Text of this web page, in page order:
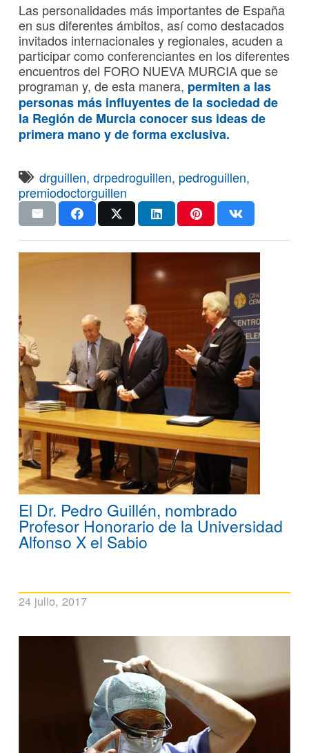
Las personalidades más importantes de España
en sus diferentes ámbitos, así como destacados
invitados internacionales y regionales, acuden a
participar como conferenciantes en los diferentes
encuentros del FORO NUEVA MURCIA que se
programan y, de esta manera, permiten a las
personas más influyentes de la sociedad de
la Región de Murcia conocer sus ideas de
primera mano y de forma exclusiva.
drguillen,drpedroguillen, pedroguillen,
premiodoctorguillen
El Dr. Pedro Guillén, nombrado
Profesor Honorario de la Universidad
Alfonso X el Sabio
24 julio, 2017